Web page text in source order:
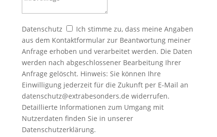
Datenschutz
Datenschutz
Ich stimme zu, dass meine Angaben
aus dem Kontaktformular zur Beantwortung meiner
Anfrage erhoben und verarbeitet werden. Die Daten
werden nach abgeschlossener Bearbeitung Ihrer
Anfrage gelöscht. Hinweis: Sie können Ihre
Einwilligung jederzeit für die Zukunft per E-Mail an
datenschutz@extrabesonders.de widerrufen.
Detaillierte Informationen zum Umgang mit
Nutzerdaten finden Sie in unserer
Datenschutzerklärung.